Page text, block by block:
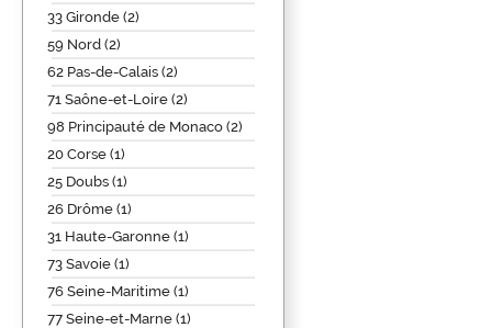
33 Gironde (2)
59 Nord (2)
62 Pas-de-Calais (2)
71 Saône-et-Loire (2)
98 Principauté de Monaco (2)
20 Corse (1)
25 Doubs (1)
26 Drôme (1)
31 Haute-Garonne (1)
73 Savoie (1)
76 Seine-Maritime (1)
77 Seine-et-Marne (1)